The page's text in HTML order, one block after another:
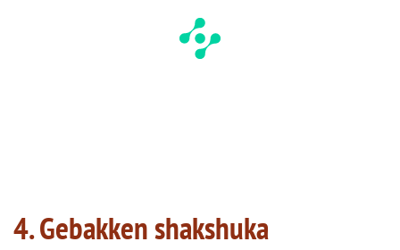
4. Gebakken shakshuka